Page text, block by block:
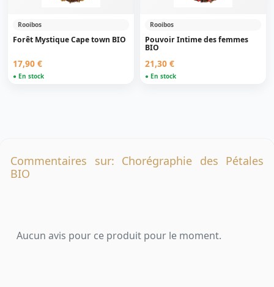
Rooibos
Forêt Mystique Cape town BIO
17,90 €
● En stock
Rooibos
Pouvoir Intime des femmes
BIO
21,30 €
● En stock
Commentaires sur: Chorégraphie des Pétales
BIO
Aucun avis pour ce produit pour le moment.